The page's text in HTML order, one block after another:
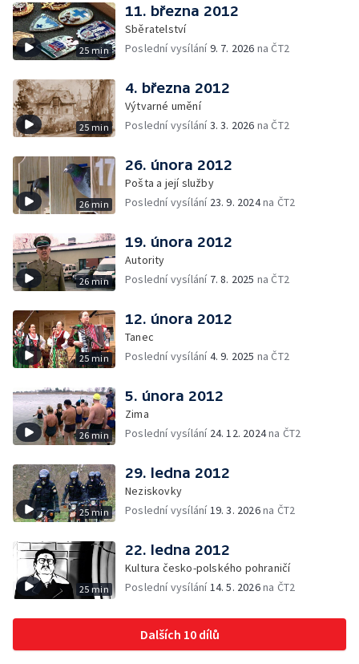
25 min
11. března 2012
Sběratelství
Poslední vysílání9. 7. 2026 na ČT2
25 min
4. března 2012
Výtvarné umění
Poslední vysílání3. 3. 2026 na ČT2
26 min
26. února 2012
Pošta a její služby
Poslední vysílání 23. 9. 2024na ČT2
26 min
19. února 2012
Autority
Poslední vysílání 7. 8. 2025 na ČT2
25 min
12. února 2012
Tanec
Poslední vysílání4. 9. 2025 na ČT2
26 min
5. února 2012
Zima
Poslední vysílání 24. 12. 2024na ČT2
25 min
29. ledna 2012
Neziskovky
Poslední vysílání19. 3. 2026na ČT2
25 min
22. ledna 2012
Kultura česko-polského pohraničí
Poslední vysílání14. 5. 2026na ČT2
Dalších 10 dílů